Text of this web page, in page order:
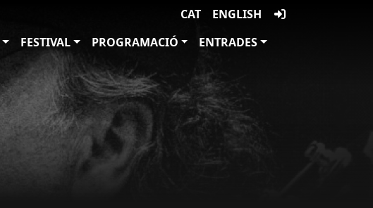
CAT
ENGLISH
FESTIVAL PROGRAMACIÓ
ENTRADES